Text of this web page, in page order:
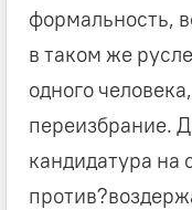
формальность,
в таком же
одного
переизбрание.
кандидатура на